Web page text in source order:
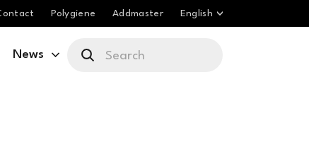
News
Polygiene Addmaster English